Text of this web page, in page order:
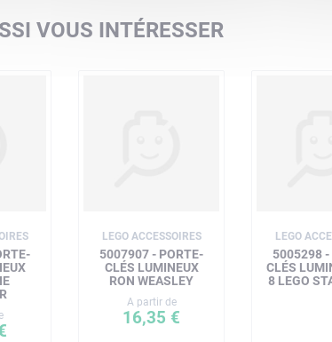
VOUS INTÉRESSER
LEGO ACCESSOIRES
5007907 - PORTE-
CLÉS LUMINEUX
RON WEASLEY
A partir de
16,35 €
LEGO
5005298 -
CLÉS
8 LEGO